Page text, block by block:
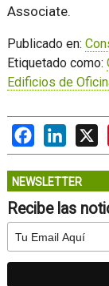
Associate.
Publicado en:
Etiquetado como:
Edificios de
Facebook X
NEWSLETTER
Recibe las